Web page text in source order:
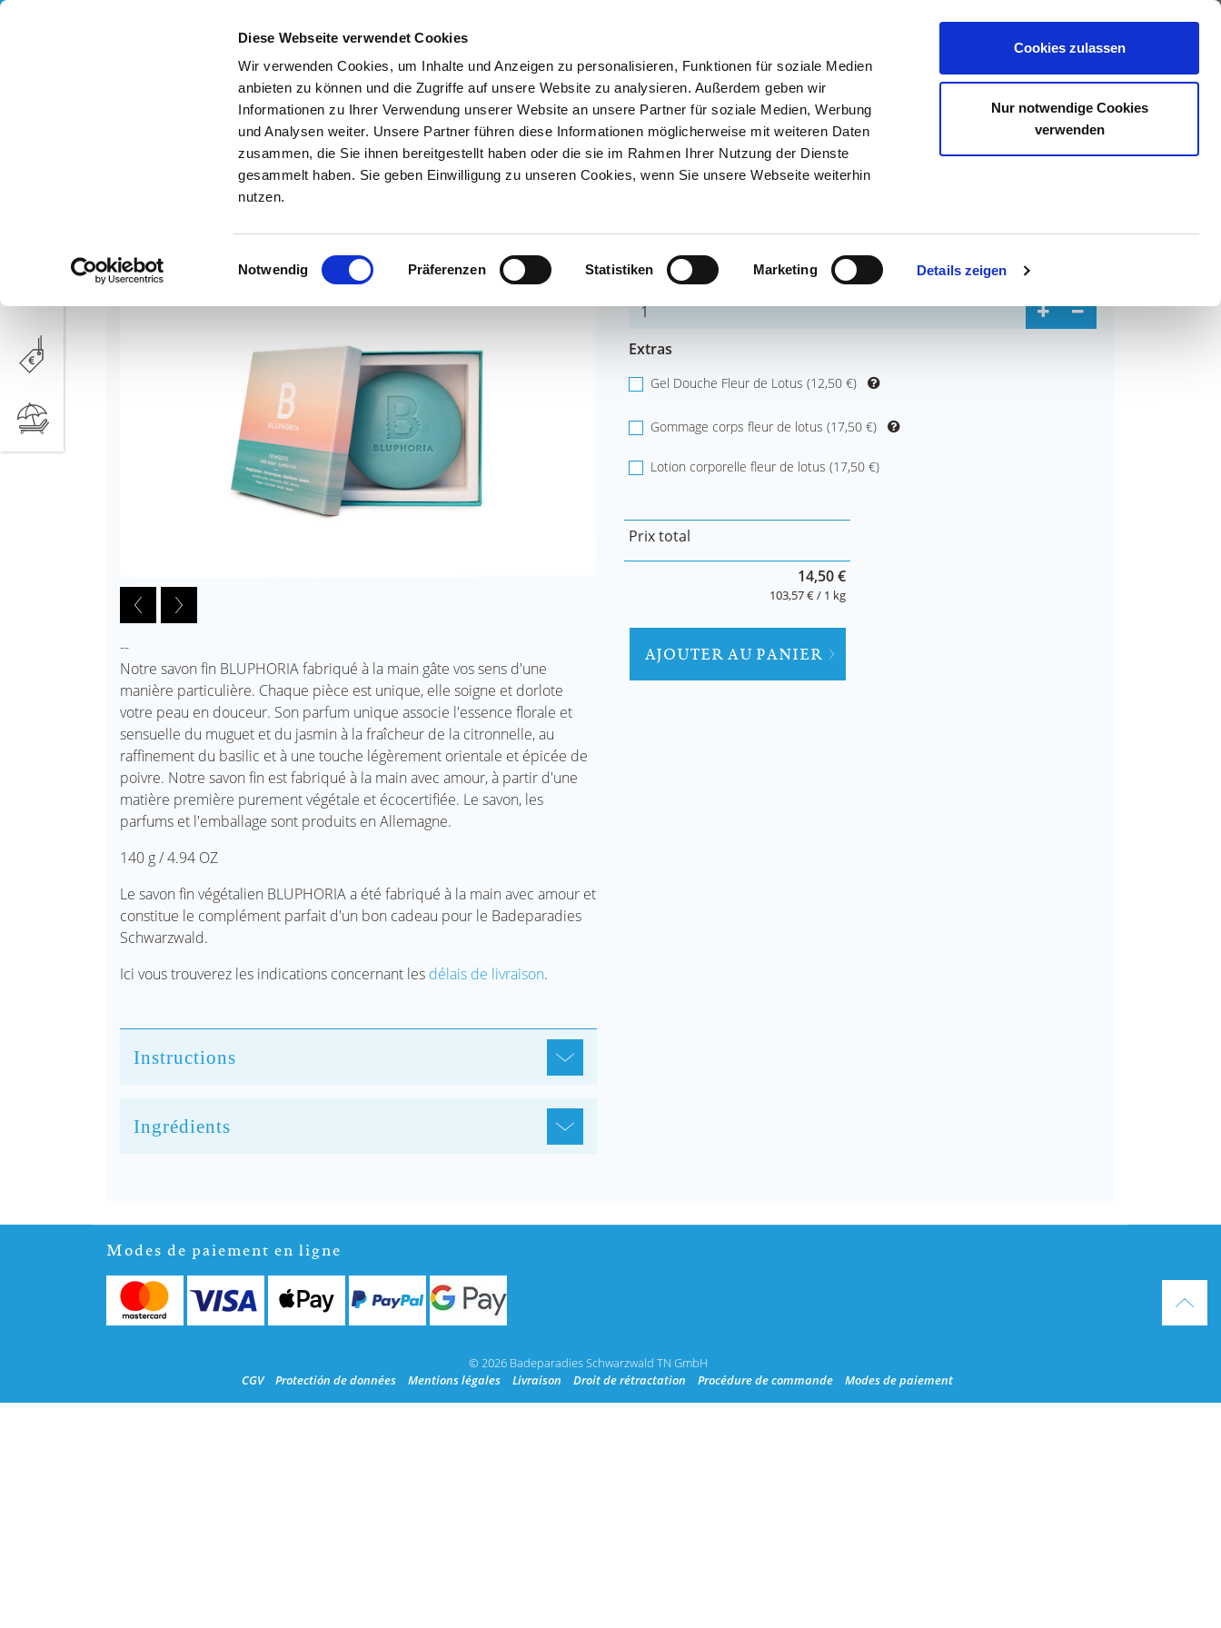
Diese Webseite verwendet Cookies
Wir verwenden Cookies, um Inhalte und Anzeigen zu personalisieren, Funktionen für soziale Medien
anbieten zu können und die Zugriffe auf unsere Website zu analysieren. Außerdem geben wir
Informationen zu Ihrer Verwendung unserer Website an unsere Partner für soziale Medien, Werbung
und Analysen weiter. Unsere Partner führen diese Informationen möglicherweise mit weiteren Daten
zusammen, die Sie ihnen bereitgestellt haben oder die sie im Rahmen Ihrer Nutzung der Dienste
gesammelt haben. Sie geben Einwilligung zu unseren Cookies, wenn Sie unsere Webseite weiterhin
nutzen.
Einwilligungsauswahl
Notwendig Präferenzen Statistiken Marketing Details zeigen
Cookies zulassen
Nur notwendige Cookies
verwenden
0
RETOUR À LA VUE D'ENSEMBLE
Savon fin fait main
--
Notre savon fin BLUPHORIA fabriqué à la main gâte vos sens d'une
manière particulière. Chaque pièce est unique, elle soigne et dorlote
votre peau en douceur. Son parfum unique associe l'essence florale et
sensuelle du muguet et du jasmin à la fraîcheur de la citronnelle, au
raffinement du basilic et à une touche légèrement orientale et épicée de
poivre. Notre savon fin est fabriqué à la main avec amour, à partir d'une
matière première purement végétale et écocertifiée. Le savon, les
parfums et l'emballage sont produits en Allemagne.
140 g / 4.94 OZ
Le savon fin végétalien BLUPHORIA a été fabriqué à la main avec amour et
constitue le complément parfait d'un bon cadeau pour le Badeparadies
Schwarzwald.
Ici vous trouverez les indications concernant les délais de livraison.
Instructions
Ingrédients
DETAILS
Nombre
Extras
Gel Douche Fleur de Lotus (12,50 €)
Gommage corps fleur de lotus (17,50 €)
Lotion corporelle fleur de lotus (17,50 €)
Prix total
14,50 €
103,57 € / 1 kg
AJOUTER AU PANIER
Modes de paiement en ligne
© 2026 Badeparadies Schwarzwald TN GmbH
CGV
Protectión de données Mentions légales Livraison Droit de rétractation Procédure de commande Modes de paiement